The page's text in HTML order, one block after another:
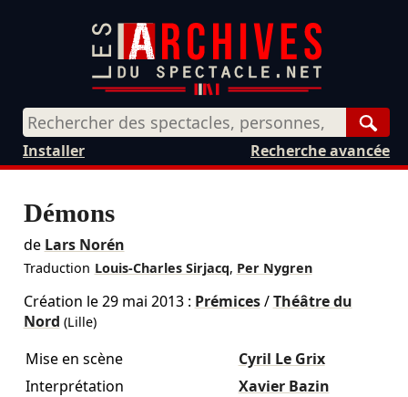
Recherche avancée
Installer
Démons
de Lars Norén
Traduction Louis-Charles Sirjacq, Per Nygren
Création le29 mai 2013: Prémices/Théâtre du
Nord (Lille)
Mise en scène
Cyril Le Grix
Interprétation
Xavier Bazin